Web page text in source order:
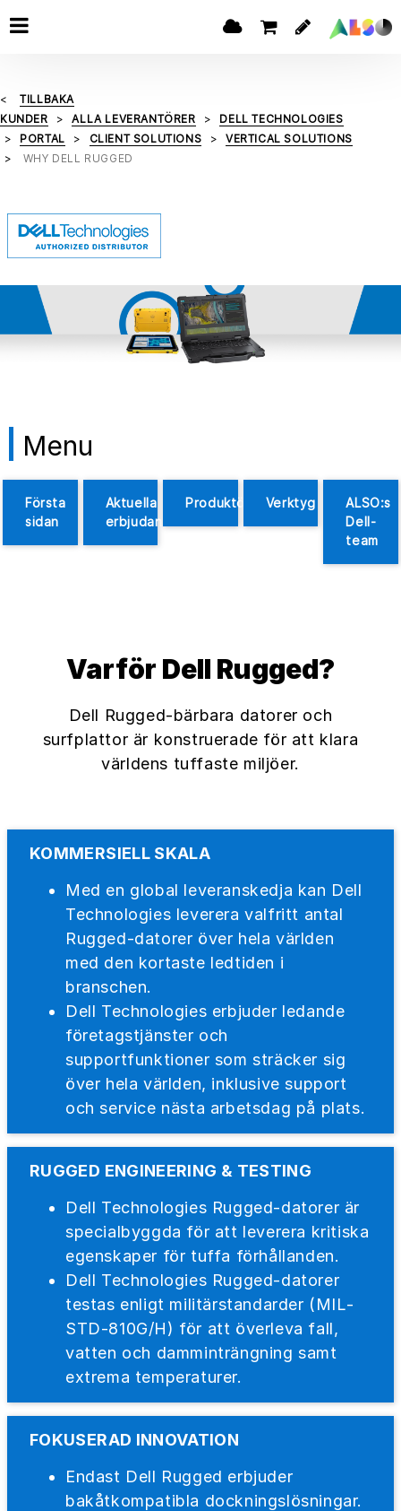
TILLBAKA
KUNDER
ALLA LEVERANTÖRER
DELL TECHNOLOGIES
PORTAL
CLIENT SOLUTIONS
VERTICAL SOLUTIONS
WHY DELL RUGGED
Menu
Första
sidan
Aktuella
erbjudanden
ProduktöversiktVerktyg
ALSO:s
Dell-
team
Varför Dell Rugged?
Dell Rugged-bärbara datorer och
surfplattor är konstruerade för att klara
världens tuffaste miljöer.
KOMMERSIELL SKALA
Med en global leveranskedja kan Dell
Technologies leverera valfritt antal
Rugged-datorer över hela världen
med den kortaste ledtiden i
branschen.
Dell Technologies erbjuder ledande
företagstjänster och
supportfunktioner som sträcker sig
över hela världen, inklusive support
och service nästa arbetsdag på plats.
RUGGED ENGINEERING & TESTING
Dell Technologies Rugged-datorer är
specialbyggda för att leverera kritiska
egenskaper för tuffa förhållanden.
Dell Technologies Rugged-datorer
testas enligt militärstandarder (MIL-
STD-810G/H) för att överleva fall,
vatten och damminträngning samt
extrema temperaturer.
FOKUSERAD INNOVATION
Endast Dell Rugged erbjuder
bakåtkompatibla dockningslösningar.